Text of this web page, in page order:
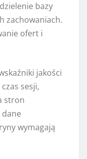
bazy
zachowaniach.
ofert i
jakości
sesji,
stron
wymagają